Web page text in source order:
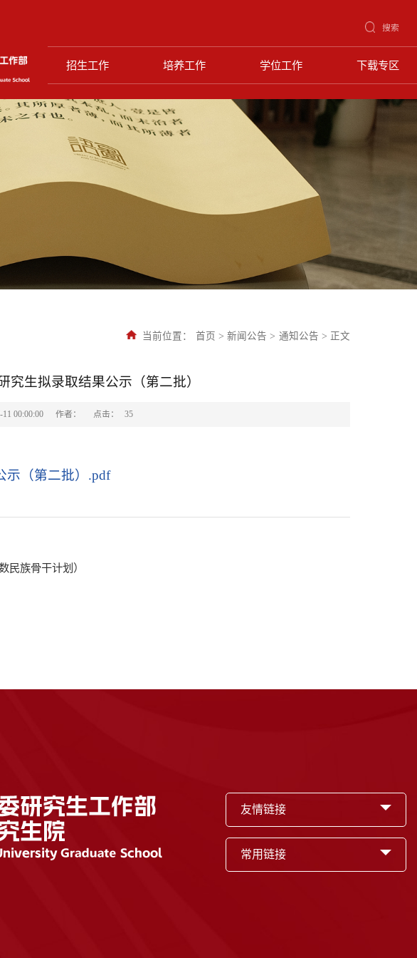
搜索
招生工作 培养工作 学位工作 下载专区
当前位置： 首页 > 新闻公告 > 通知公告 > 正文
究生拟录取结果公示（第二批）
00:00:00 作者： 点击： 35
示（第二批）.pdf
民族骨干计划）
友情链接
常用链接